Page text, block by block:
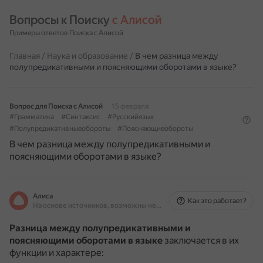
Вопросы к Поиску с Алисой
Примеры ответов Поиска с Алисой
Главная / Наука и образование / В чем разница между
полупредикативными и поясняющими оборотами в языке?
Вопрос для Поиска с Алисой
15 февраля
#Грамматика
#Синтаксис
#Русскийязык
#Полупредикативныеобороты
#Поясняющиеобороты
В чем разница между полупредикативными и
поясняющими оборотами в языке?
Алиса
На основе источников, возможны неточности
Как это работает?
Разница между полупредикативными и
поясняющими оборотами в языке заключается в их
функции и характере: